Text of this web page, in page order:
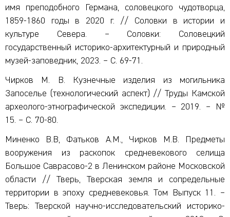
имя преподобного Германа, соловецкого чудотворца,
1859-1860 годы в 2020 г. // Соловки в истории и
культуре Севера. – Соловки: Соловецкий
государственный историко-архитектурный и природный
музей-заповедник, 2023. – С. 69-71.
Чирков М. В. Кузнечные изделия из могильника
Запоселье (технологический аспект) // Труды Камской
археолого-этнографической экспедиции. – 2019. – №
15. – С. 70-80.
Миненко В.В, Фатьков А.М., Чирков М.В. Предметы
вооружения из раскопок средневекового селища
Большое Саврасово-2 в Ленинском районе Московской
области // Тверь, Тверская земля и сопредельные
территории в эпоху средневековья. Том Выпуск 11. –
Тверь: Тверской научно-исследовательский историко-